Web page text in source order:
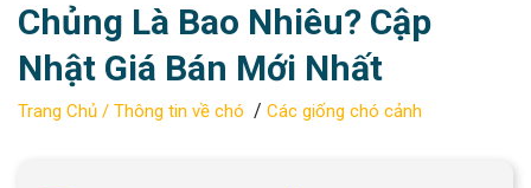
Chủng Là Bao Nhiêu? Cập
Nhật Giá Bán Mới Nhất
Trang Chủ / Thông tin về chó / Các giống chó cảnh